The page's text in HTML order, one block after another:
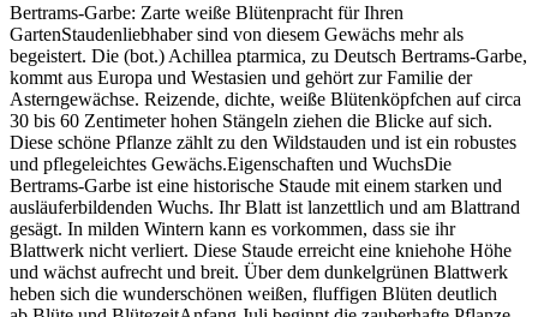
Bertrams-Garbe: Zarte weiße Blütenpracht für Ihren
GartenStaudenliebhaber sind von diesem Gewächs mehr als
begeistert. Die (bot.) Achillea ptarmica, zu Deutsch Bertrams-Garbe,
kommt aus Europa und Westasien und gehört zur Familie der
Asterngewächse. Reizende, dichte, weiße Blütenköpfchen auf circa
30 bis 60 Zentimeter hohen Stängeln ziehen die Blicke auf sich.
Diese schöne Pflanze zählt zu den Wildstauden und ist ein robustes
und pflegeleichtes Gewächs.Eigenschaften und WuchsDie
Bertrams-Garbe ist eine historische Staude mit einem starken und
ausläuferbildenden Wuchs. Ihr Blatt ist lanzettlich und am Blattrand
gesägt. In milden Wintern kann es vorkommen, dass sie ihr
Blattwerk nicht verliert. Diese Staude erreicht eine kniehohe Höhe
und wächst aufrecht und breit. Über dem dunkelgrünen Blattwerk
heben sich die wunderschönen weißen, fluffigen Blüten deutlich